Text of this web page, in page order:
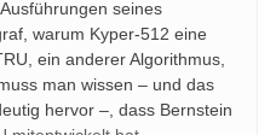
seines
warum Kyper-512 eine
ein anderer Algorithmus,
man wissen – und das
hervor –, dass Bernstein